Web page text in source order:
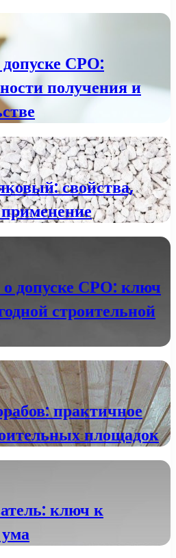
допуске СРО:
получения и
свойства,
допуске СРО: ключ
строительной
практичное
площадок
ключ к